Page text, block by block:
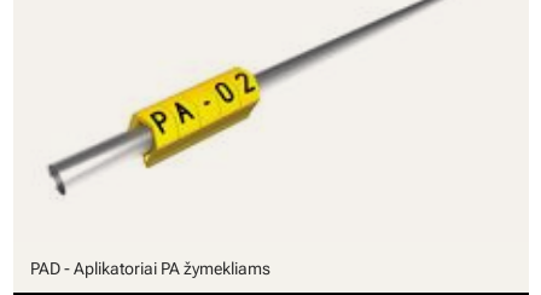
PAD - Aplikatoriai PA žymekliams